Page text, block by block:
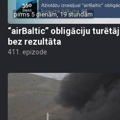
pirms 5 dienām, 19 stundām
“airBaltic” obligāciju
bez rezultāta
411. epizode